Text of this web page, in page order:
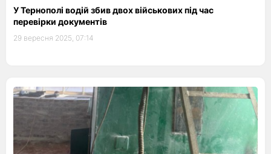
У Тернополі водій збив двох військових під час
перевірки документів
29 вересня 2025, 07:14